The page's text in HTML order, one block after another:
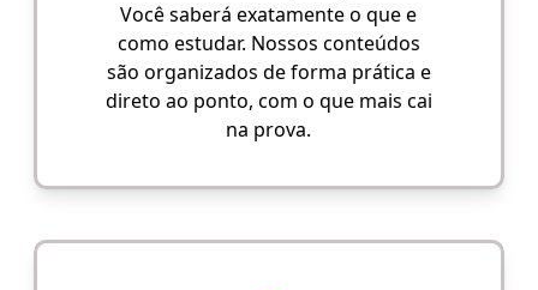
Você saberá exatamente o que e
como estudar. Nossos conteúdos
são organizados de forma prática e
direto ao ponto, com o que mais cai
na prova.